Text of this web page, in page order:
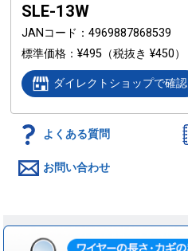
SLE-13W
JANコード
4969887868539
標準価格
¥495（税抜き ¥450）
ダイレクトショップで確認
よくある質問
お問い合わせ